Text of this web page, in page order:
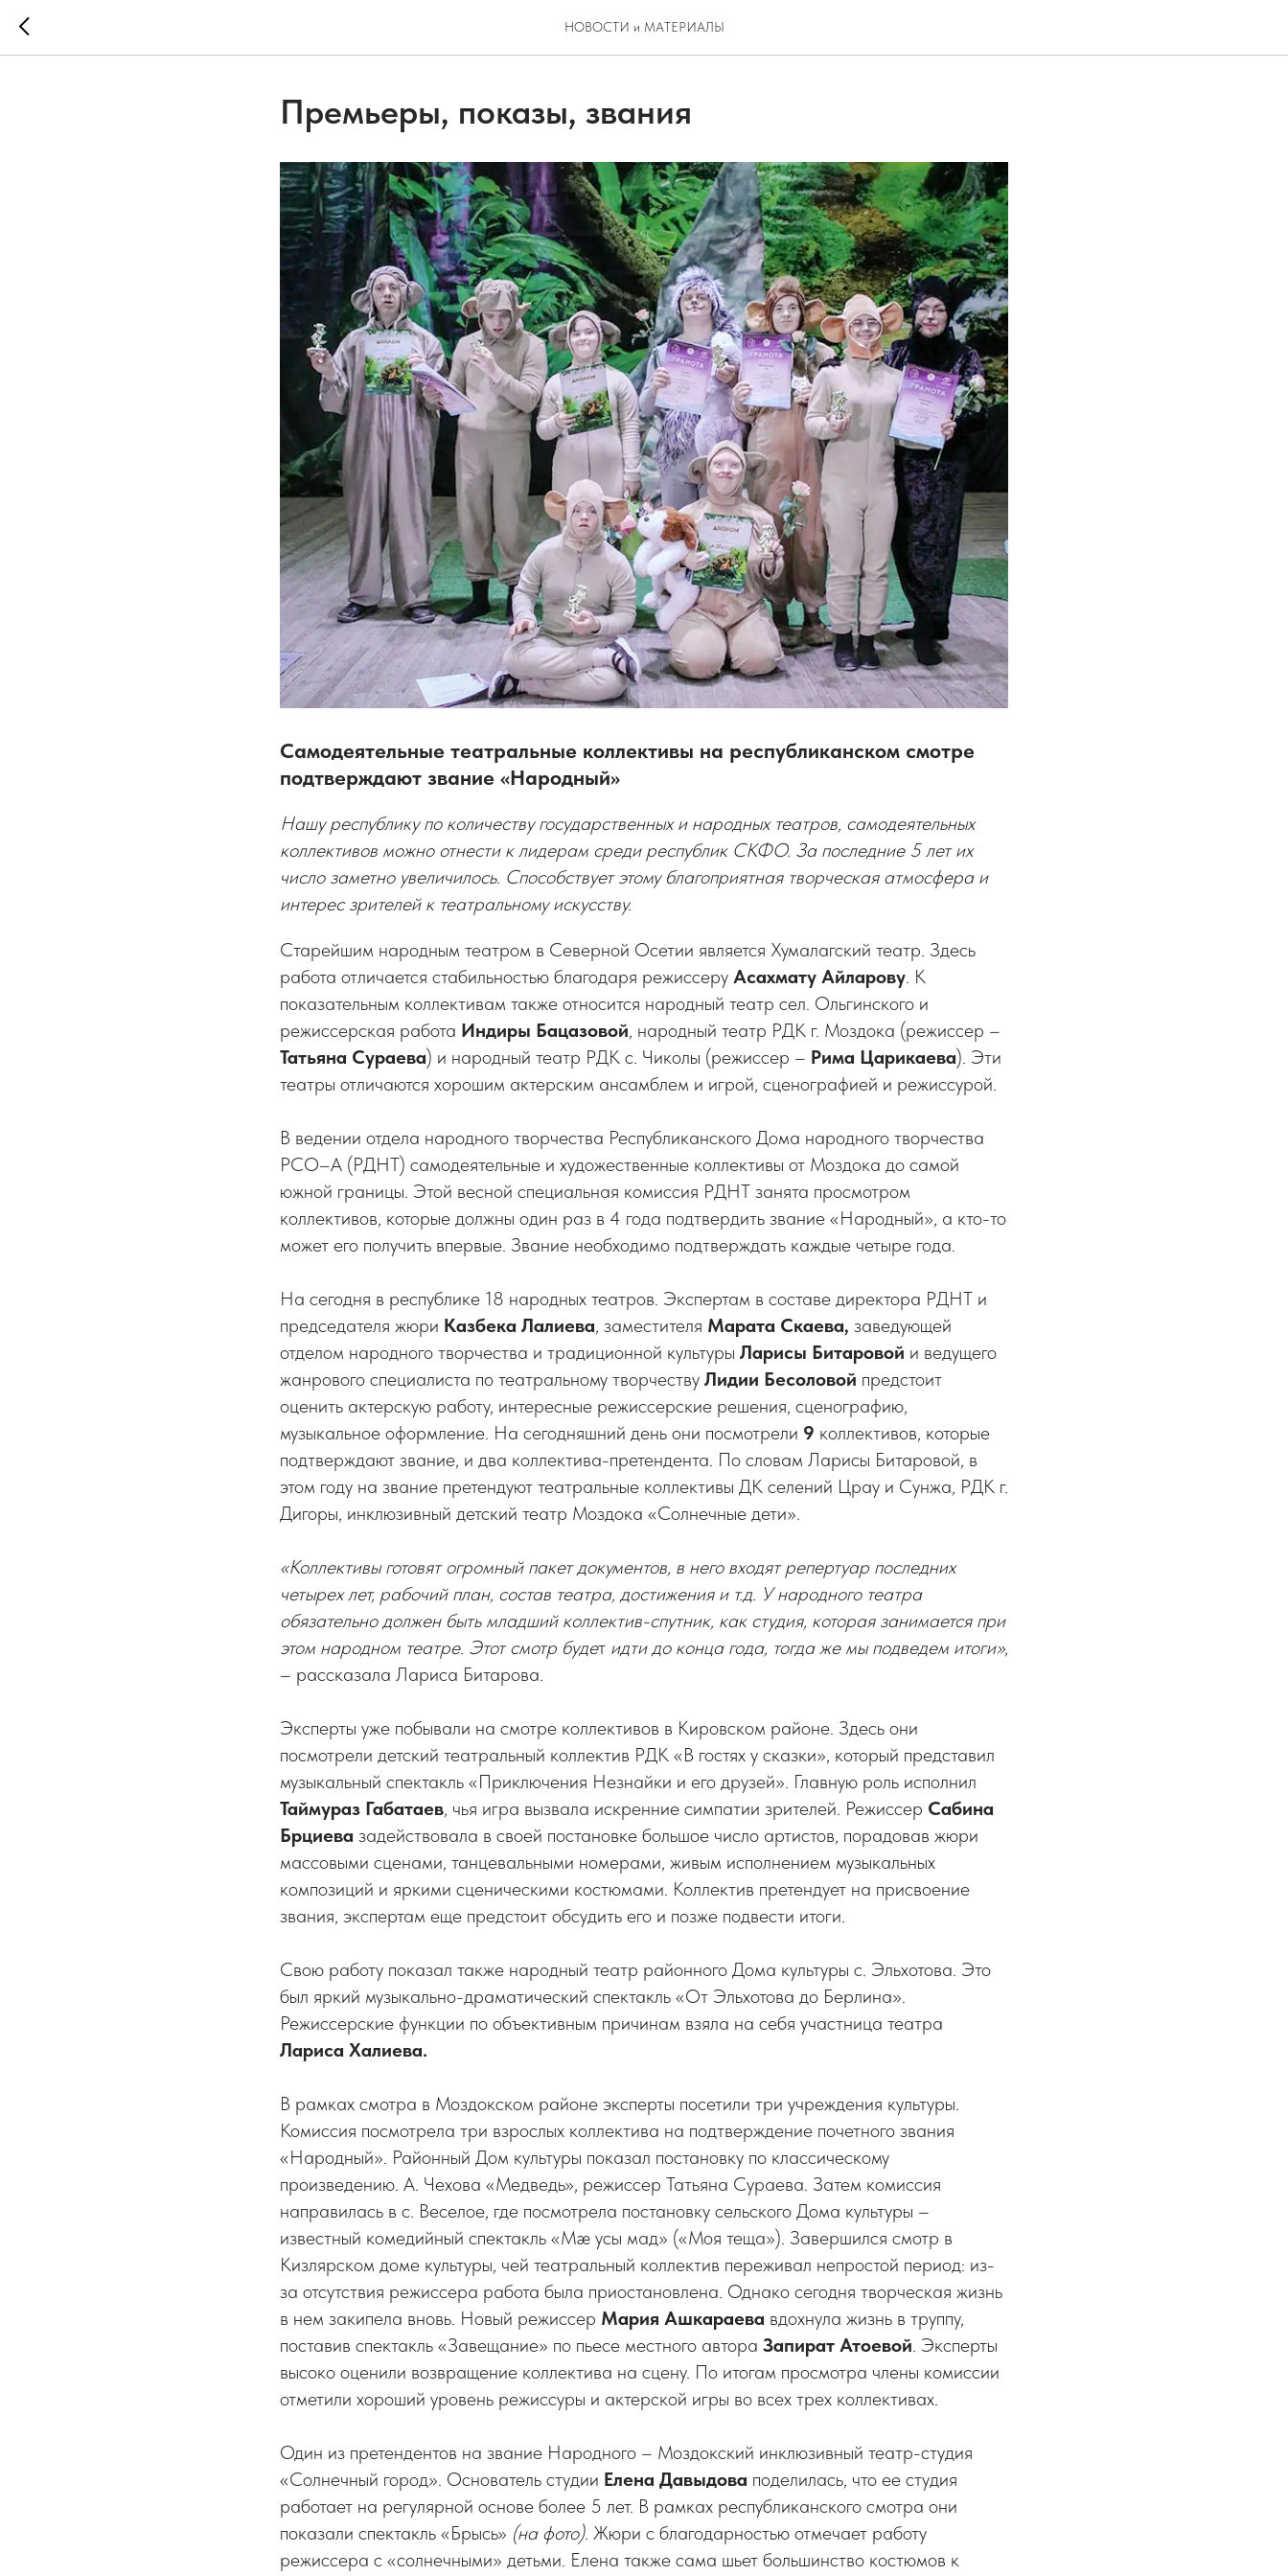
НОВОСТИ и МАТЕРИАЛЫ
Премьеры, показы, звания
Самодеятельные театральные коллективы на республиканском смотре
подтверждают звание «Народный»
Нашу республику по количеству государственных и народных театров, самодеятельных
коллективов можно отнести к лидерам среди республик СКФО. За последние 5 лет их
число заметно увеличилось. Способствует этому благоприятная творческая атмосфера и
интерес зрителей к театральному искусству.
Старейшим народным театром в Северной Осетии является Хумалагский театр. Здесь
работа отличается стабильностью благодаря режиссеру Асахмату Айларову. К
показательным коллективам также относится народный театр сел. Ольгинского и
режиссерская работа Индиры Бацазовой, народный театр РДК г. Моздока (режиссер –
Татьяна Сураева) и народный театр РДК с. Чиколы (режиссер – Рима Царикаева). Эти
театры отличаются хорошим актерским ансамблем и игрой, сценографией и режиссурой.
В ведении отдела народного творчества Республиканского Дома народного творчества
РСО–А (РДНТ) самодеятельные и художественные коллективы от Моздока до самой
южной границы. Этой весной специальная комиссия РДНТ занята просмотром
коллективов, которые должны один раз в 4 года подтвердить звание «Народный», а кто-то
может его получить впервые. Звание необходимо подтверждать каждые четыре года.
На сегодня в республике 18 народных театров. Экспертам в составе директора РДНТ и
председателя жюри Казбека Лалиева, заместителя Марата Скаева, заведующей
отделом народного творчества и традиционной культуры Ларисы Битаровой и ведущего
жанрового специалиста по театральному творчеству Лидии Бесоловой предстоит
оценить актерскую работу, интересные режиссерские решения, сценографию,
музыкальное оформление. На сегодняшний день они посмотрели 9 коллективов, которые
подтверждают звание, и два коллектива-претендента. По словам Ларисы Битаровой, в
этом году на звание претендуют театральные коллективы ДК селений Црау и Сунжа, РДК г.
Дигоры, инклюзивный детский театр Моздока «Солнечные дети».
«Коллективы готовят огромный пакет документов, в него входят репертуар последних
четырех лет, рабочий план, состав театра, достижения и т.д. У народного театра
обязательно должен быть младший коллектив-спутник, как студия, которая занимается при
этом народном театре. Этот смотр будет идти до конца года, тогда же мы подведем итоги»,
– рассказала Лариса Битарова.
Эксперты уже побывали на смотре коллективов в Кировском районе. Здесь они
посмотрели детский театральный коллектив РДК «В гостях у сказки», который представил
музыкальный спектакль «Приключения Незнайки и его друзей». Главную роль исполнил
Таймураз Габатаев, чья игра вызвала искренние симпатии зрителей. Режиссер Сабина
Брциева задействовала в своей постановке большое число артистов, порадовав жюри
массовыми сценами, танцевальными номерами, живым исполнением музыкальных
композиций и яркими сценическими костюмами. Коллектив претендует на присвоение
звания, экспертам еще предстоит обсудить его и позже подвести итоги.
Свою работу показал также народный театр районного Дома культуры с. Эльхотова. Это
был яркий музыкально-драматический спектакль «От Эльхотова до Берлина».
Режиссерские функции по объективным причинам взяла на себя участница театра
Лариса Халиева.
В рамках смотра в Моздокском районе эксперты посетили три учреждения культуры.
Комиссия посмотрела три взрослых коллектива на подтверждение почетного звания
«Народный». Районный Дом культуры показал постановку по классическому
произведению. А. Чехова «Медведь», режиссер Татьяна Сураева. Затем комиссия
направилась в с. Веселое, где посмотрела постановку сельского Дома культуры –
известный комедийный спектакль «Мæ усы мад» («Моя теща»). Завершился смотр в
Кизлярском доме культуры, чей театральный коллектив переживал непростой период: из-
за отсутствия режиссера работа была приостановлена. Однако сегодня творческая жизнь
в нем закипела вновь. Новый режиссер Мария Ашкараева вдохнула жизнь в труппу,
поставив спектакль «Завещание» по пьесе местного автора Запират Атоевой. Эксперты
высоко оценили возвращение коллектива на сцену. По итогам просмотра члены комиссии
отметили хороший уровень режиссуры и актерской игры во всех трех коллективах.
Один из претендентов на звание Народного – Моздокский инклюзивный театр-студия
«Солнечный город». Основатель студии Елена Давыдова поделилась, что ее студия
работает на регулярной основе более 5 лет. В рамках республиканского смотра они
показали спектакль «Брысь» (на фото). Жюри с благодарностью отмечает работу
режиссера с «солнечными» детьми. Елена также сама шьет большинство костюмов к